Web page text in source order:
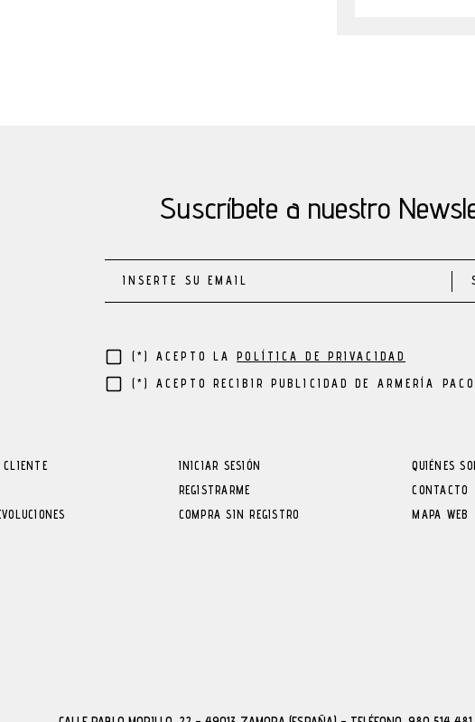
Suscríbete a nuestro
(*) ACEPTO LA
POLÍTICA DE PRIVACIDAD
(*) ACEPTO RECIBIR PUBLICIDAD DE ARMERÍA PACO
INICIAR SESIÓN
REGISTRARME
COMPRA SIN REGISTRO
QUIÉNES
CONTACTO
MAPA WEB